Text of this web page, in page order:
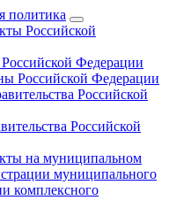
политика
Российской
Федерации
Российской Федерации
Российской
Российской
на муниципальном
муниципального
комплексного